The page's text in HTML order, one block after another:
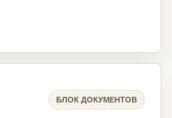
БЛОК ДОКУМЕНТОВ